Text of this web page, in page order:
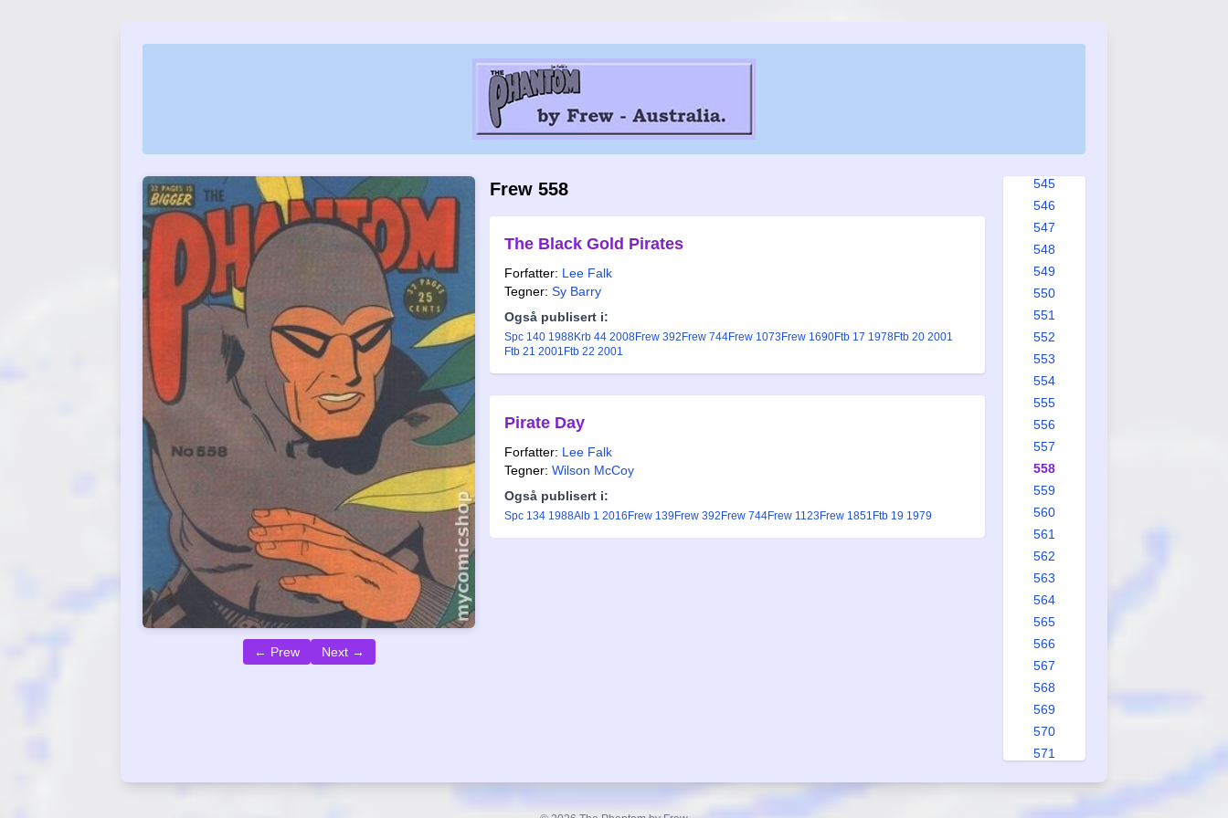
← Prew Next →
Frew 558
The Black Gold Pirates
Forfatter: Lee Falk
Tegner: Sy Barry
Også publisert i:
Spc 140 1988Krb 44 2008Frew 392 Frew 744Frew 1073 Frew 1690Ftb 17 1978Ftb 20 2001
Ftb 21 2001 Ftb 22 2001
Pirate Day
Forfatter: Lee Falk
Tegner: Wilson McCoy
Også publisert i:
Spc 134 1988Alb 1 2016 Frew 139 Frew 392 Frew 744Frew 1123 Frew 1851 Ftb 19 1979
545
546
547
548
549
550
551
552
553
554
555
556
557
558
559
560
561
562
563
564
565
566
567
568
569
570
571